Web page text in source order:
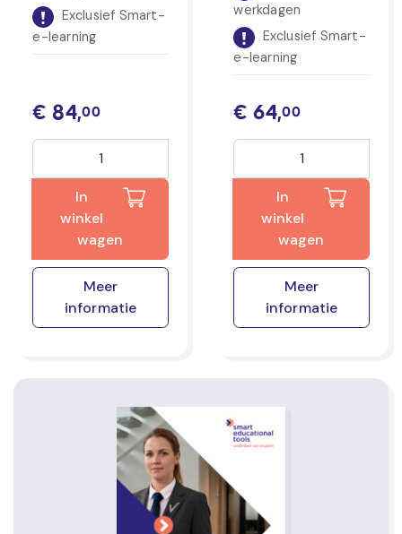
Exclusief Smart-
e-learning
€ 84,00
In
winkel
wagen
Meer
informatie
werkdagen
Exclusief Smart-
e-learning
€ 64,00
In
winkel
wagen
Meer
informatie